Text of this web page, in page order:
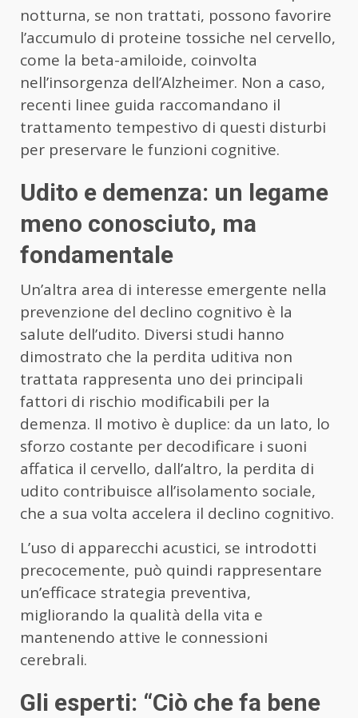
notturna, se non trattati, possono favorire
l’accumulo di proteine tossiche nel cervello,
come la beta-amiloide, coinvolta
nell’insorgenza dell’Alzheimer. Non a caso,
recenti linee guida raccomandano il
trattamento tempestivo di questi disturbi
per preservare le funzioni cognitive.
Udito e demenza: un legame
meno conosciuto, ma
fondamentale
Un’altra area di interesse emergente nella
prevenzione del declino cognitivo è la
salute dell’udito. Diversi studi hanno
dimostrato che la perdita uditiva non
trattata rappresenta uno dei principali
fattori di rischio modificabili per la
demenza. Il motivo è duplice: da un lato, lo
sforzo costante per decodificare i suoni
affatica il cervello, dall’altro, la perdita di
udito contribuisce all’isolamento sociale,
che a sua volta accelera il declino cognitivo.
L’uso di apparecchi acustici, se introdotti
precocemente, può quindi rappresentare
un’efficace strategia preventiva,
migliorando la qualità della vita e
mantenendo attive le connessioni
cerebrali.
Gli esperti: “Ciò che fa bene